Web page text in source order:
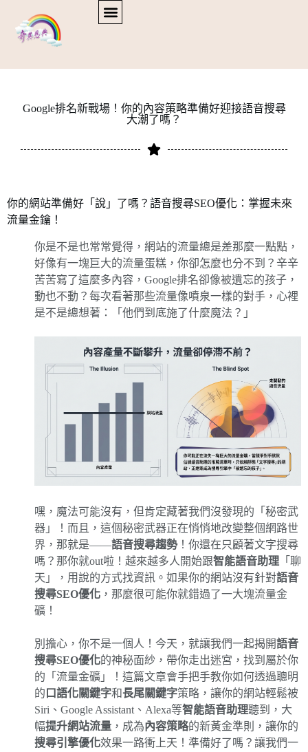
Google排名新戰場！你的內容策略準備好迎接語音搜尋
大潮了嗎？
你的網站準備好「說」了嗎？語音搜尋SEO優化：掌握未來
流量金鑰！
你是不是也常常覺得，網站的流量總是差那麼一點點，
好像有一塊巨大的流量蛋糕，你卻怎麼也分不到？辛辛
苦苦寫了這麼多內容，Google排名卻像被遺忘的孩子，
動也不動？每次看著那些流量像噴泉一樣的對手，心裡
是不是總想著：「他們到底施了什麼魔法？」
嘿，魔法可能沒有，但肯定藏著我們沒發現的「秘密武
器」！而且，這個秘密武器正在悄悄地改變整個網路世
界，那就是——語音搜尋趨勢！你還在只顧著文字搜尋
嗎？那你就out啦！越來越多人開始跟智能語音助理 「聊
天」，用說的方式找資訊。如果你的網站沒有針對語音
搜尋SEO優化 ，那麼很可能你就錯過了一大塊流量金
礦！
別擔心，你不是一個人！今天，就讓我們一起揭開語音
搜尋SEO優化的神秘面紗，帶你走出迷宮，找到屬於你
的「流量金礦」！這篇文章會手把手教你如何透過聰明
的 口語化關鍵字和長尾關鍵字策略，讓你的網站輕鬆被
Siri、Google Assistant、Alexa等智能語音助理聽到，大
幅提升網站流量 ，成為內容策略的新黃金準則，讓你的
搜尋引擎優化效果一路衝上天！準備好了嗎？讓我們一